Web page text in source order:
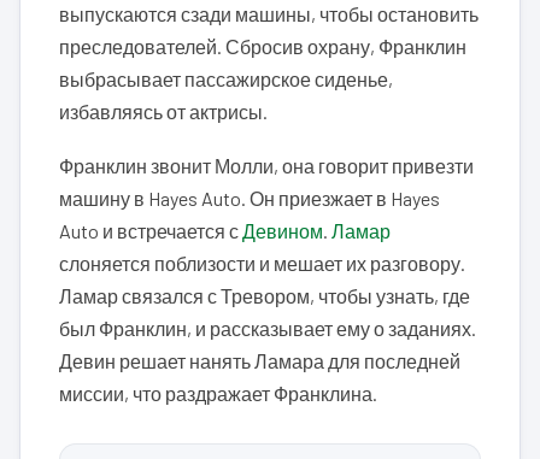
выпускаются сзади машины, чтобы остановить
преследователей. Сбросив охрану, Франклин
выбрасывает пассажирское сиденье,
избавляясь от актрисы.
Франклин звонит Молли, она говорит привезти
машину в Hayes Auto. Он приезжает в Hayes
Auto и встречается сДевином. Ламар
слоняется поблизости и мешает их разговору.
Ламар связался с Тревором, чтобы узнать, где
был Франклин, и рассказывает ему о заданиях.
Девин решает нанять Ламара для последней
миссии, что раздражает Франклина.